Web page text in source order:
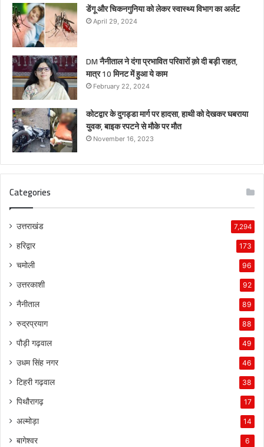
डेंगू और चिकनगुनिया को लेकर स्वास्थ्य विभाग का अर्लट
April 29, 2024
DM नैनीताल ने दंगा प्रभावित परिवारों क़ो दी बड़ी राहत,
मात्र 10 मिनट में हुआ ये काम
February 22, 2024
कोटद्वार के दुगड्डा मार्ग पर हादसा, हाथी को देखकर घबराया
युवक, बाइक रपटने से मौके पर मौत
November 16, 2023
Categories
उत्तराखंड 7,294
हरिद्वार 173
चमोली 96
उत्तरकाशी 92
नैनीताल 89
रुद्रप्रयाग 88
पौड़ी गढ़वाल 49
उधम सिंह नगर 46
टिहरी गढ़वाल 38
पिथौरागढ़ 17
अल्मोड़ा 14
बागेश्वर 6